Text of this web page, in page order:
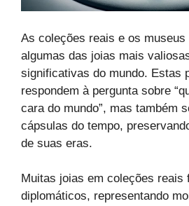
As coleções reais e os museus
algumas das joias mais
significativas do mundo. Estas
respondem à pergunta sobre
cara do mundo”, mas também
cápsulas do tempo,
de suas eras.
Muitas joias em coleções reais
diplomáticos, representando